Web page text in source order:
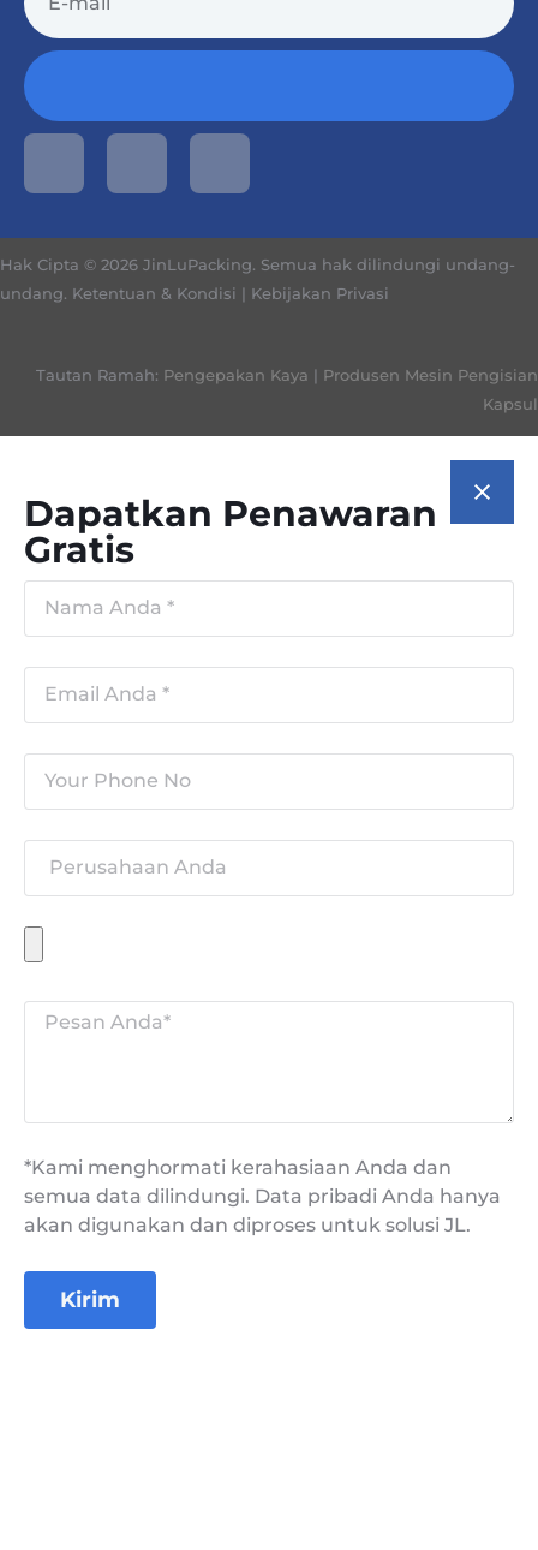
Hak Cipta © 2026 JinLuPacking. Semua hak dilindungi undang-
undang. Ketentuan & Kondisi | Kebijakan Privasi
Tautan Ramah: Pengepakan Kaya | Produsen Mesin Pengisian
Kapsul
Dapatkan Penawaran
Gratis
*Kami menghormati kerahasiaan Anda dan
semua data dilindungi. Data pribadi Anda hanya
akan digunakan dan diproses untuk solusi JL.
Kirim